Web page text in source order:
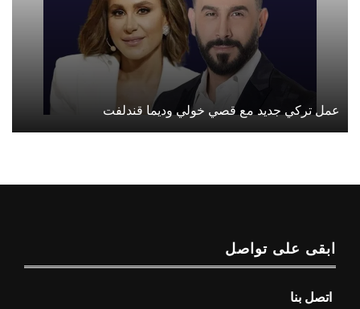
عمل تركي جديد مع قصي خولي وديما قندلفت
ابقى على تواصل
اتصل بنا